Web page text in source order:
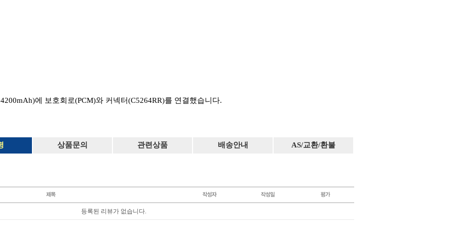
에 보호회로(PCM)와 커넥터(C5264RR)를 연결했습니다.
상품문의 관련상품 배송안내 AS/교환/환불
등록된 리뷰가 없습니다.